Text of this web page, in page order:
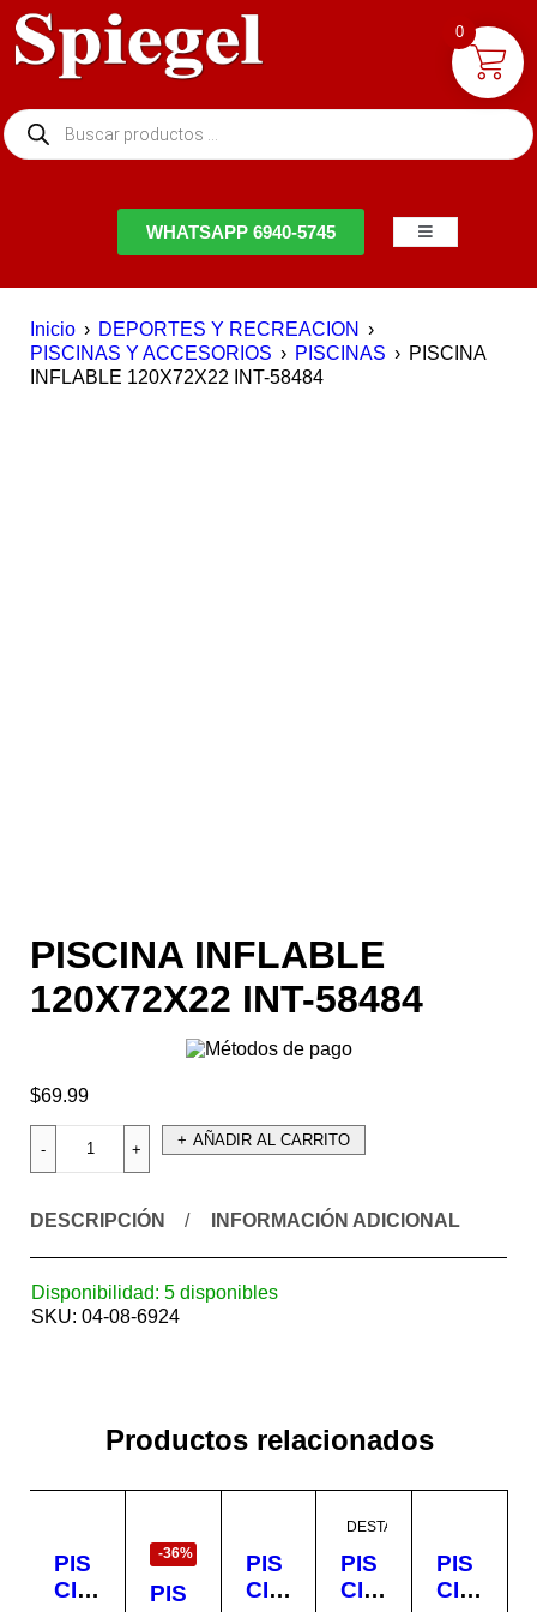
WHATSAPP 6940-5745
Inicio › DEPORTES Y RECREACION ›
PISCINAS Y ACCESORIOS › PISCINAS › PISCINA
INFLABLE 120X72X22 INT-58484
PISCINA INFLABLE
120X72X22 INT-58484
$69.99
AÑADIR AL CARRITO
DESCRIPCIÓN INFORMACIÓN ADICIONAL
Disponibilidad: 5 disponibles
SKU: 04-08-6924
Productos relacionados
PIS
CIN
-36%
PIS
PIS
CIN
DESTACADO
PIS
CIN
PIS
CIN
0